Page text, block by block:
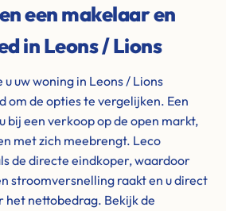
een makelaar en
in Leons / Lions
uw woning in Leons / Lions
om de opties te vergelijken. Een
bij een verkoop op de open markt,
met zich meebrengt. Leco
de directe eindkoper, waardoor
stroomversnelling raakt en u direct
nettobedrag. Bekijk de